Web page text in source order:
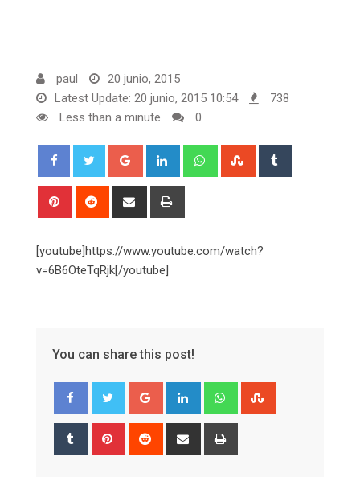
paul
20 junio, 2015
Latest Update: 20 junio, 2015 10:54
738
Less than a minute
0
Google+ LinkedIn WhatsappStumbleUpon
Pinterest Reddit
Share
[youtube]https://www.youtube.com/watch?
v=6B6OteTqRjk[/youtube]
You can share this post!
Google+ LinkedIn Whatsapp
Tumblr Pinterest Reddit
Share